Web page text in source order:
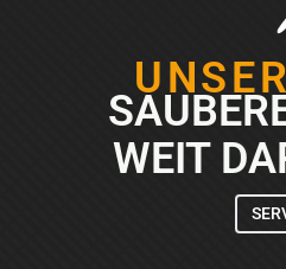
WEIT